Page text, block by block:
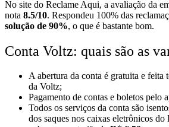
No site do Reclame Aqui, a avaliação da
nota 8.5/10. Respondeu 100% das
solução de 90%, o que é bastante bom.
Conta Voltz: quais são as
A abertura da conta é gratuita e feita
da Voltz;
Pagamento de contas e boletos pelo
Todos os serviços da conta são
dos saques nos caixas eletrônicos